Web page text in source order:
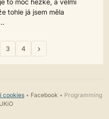
to moc hezké, a velmi
tohle já jsem měla
3 4 ›
cookies• Facebook • Programming